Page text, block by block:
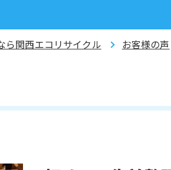
ら関西エコリサイクル お客様の声